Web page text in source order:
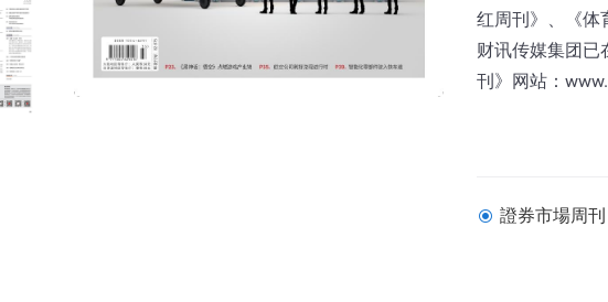
红周刊》、《体
财讯传媒集团已
刊》网站：
證券市場周